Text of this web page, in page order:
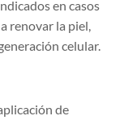
en casos
renovar la piel,
celular.
de